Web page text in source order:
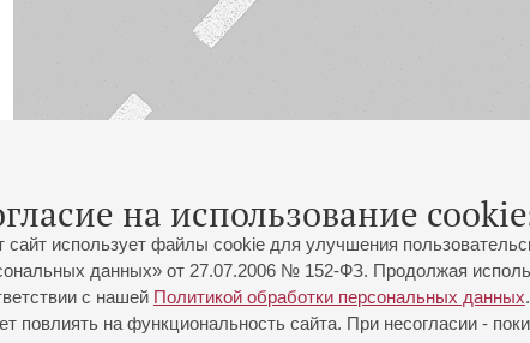
на использование
сайт использует файлы cookie для улучшения
данных» от 27.07.2006 № 152-ФЗ. Продолжая
с нашей Политикой обработки персональных данных
повлиять на функциональность сайта. При несогласии -
Большой зал:
191186, Санкт-Петербург, Михайловская ул., 2
Часы работы